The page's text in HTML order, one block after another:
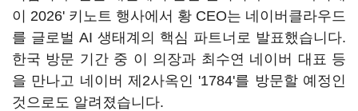
이 2026' 키노트 행사에서 황 CEO는 네이버클라우드
를 글로벌 AI 생태계의 핵심 파트너로 발표했습니다.
한국 방문 기간 중 이 의장과 최수연 네이버 대표 등
을 만나고 네이버 제2사옥인 '1784'를 방문할 예정인
것으로도 알려졌습니다.